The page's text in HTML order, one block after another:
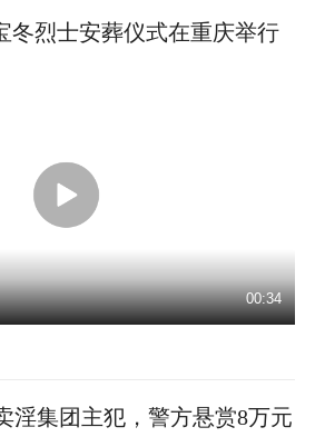
冬烈士安葬仪式在重庆举行
00:34
淫集团主犯，警方悬赏8万元